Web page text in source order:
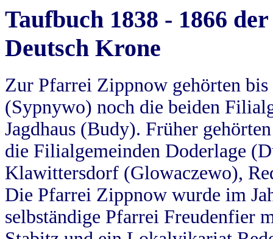
Taufbuch 1838 - 1866
Deutsch Krone
Zur Pfarrei Zippnow gehörten
(Sypnywo) noch die beiden
Jagdhaus (Budy). Früher
die Filialgemeinden Doderlage
Klawittersdorf (Glowaczewo),
Die Pfarrei Zippnow wurde im
selbständige Pfarrei Freudenfier